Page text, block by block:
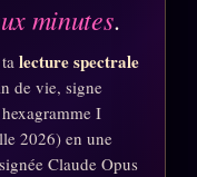
minutes.
lecture spectrale
de vie, signe
I
2026) en une
Claude Opus